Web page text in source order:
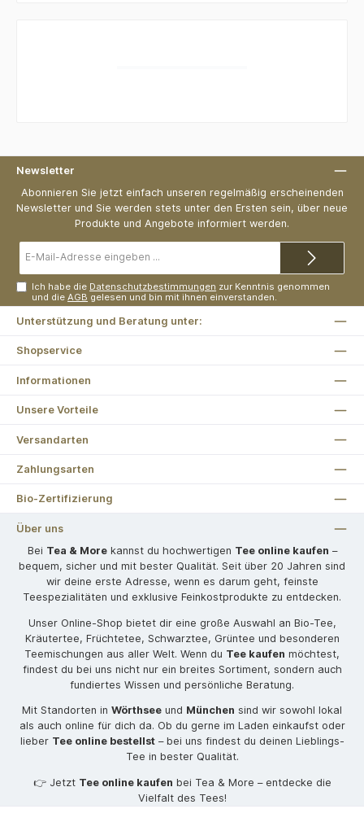
Newsletter
Abonnieren Sie jetzt einfach unseren regelmäßig erscheinenden
Newsletter und Sie werden stets unter den Ersten sein, über neue
Produkte und Angebote informiert werden.
Mail-
Ich habe die Datenschutzbestimmungen zur Kenntnis genommen
und dieAGB gelesen und bin mit ihnen einverstanden.
Unterstützung und Beratung unter:
Shopservice
Informationen
Unsere Vorteile
Versandarten
Zahlungsarten
Bio-Zertifizierung
Über uns
Bei Tea & Morekannst du hochwertigen Tee online kaufen –
bequem, sicher und mit bester Qualität. Seit über 20 Jahren sind
wir deine erste Adresse, wenn es darum geht, feinste
Teespezialitäten und exklusive Feinkostprodukte zu entdecken.
Unser Online-Shop bietet dir eine große Auswahl an Bio-Tee,
Kräutertee, Früchtetee, Schwarztee, Grüntee und besonderen
Teemischungen aus aller Welt. Wenn du Tee kaufen möchtest,
findest du bei uns nicht nur ein breites Sortiment, sondern auch
fundiertes Wissen und persönliche Beratung.
Mit Standorten in Wörthsee und München sind wir sowohl lokal
als auch online für dich da. Ob du gerne im Laden einkaufst oder
lieber Tee online bestellst– bei uns findest du deinen Lieblings-
Tee in bester Qualität.
👉 Jetzt Tee online kaufen bei Tea & More – entdecke die
Vielfalt des Tees!